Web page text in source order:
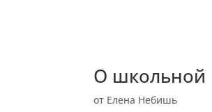
О школьной
от Елена Небишь